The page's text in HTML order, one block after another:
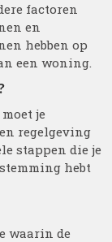
factoren
en
hebben op
een woning.
je
regelgeving
stappen die je
hebt
waarin de